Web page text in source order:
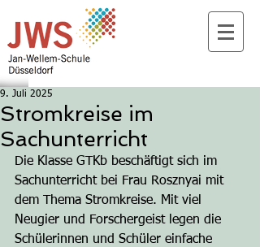
Stromkreise im
Sachunterricht
9. Juli 2025
Die Klasse GTKb beschäftigt sich im
Sachunterricht bei Frau Rosznyai mit
dem Thema Stromkreise. Mit viel
Neugier und Forschergeist legen die
Schülerinnen und Schüler einfache